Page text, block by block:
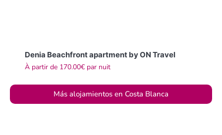
Denia Beachfront apartment by ON Travel
À partir de 170.00€ par nuit
Más alojamientos en Costa Blanca